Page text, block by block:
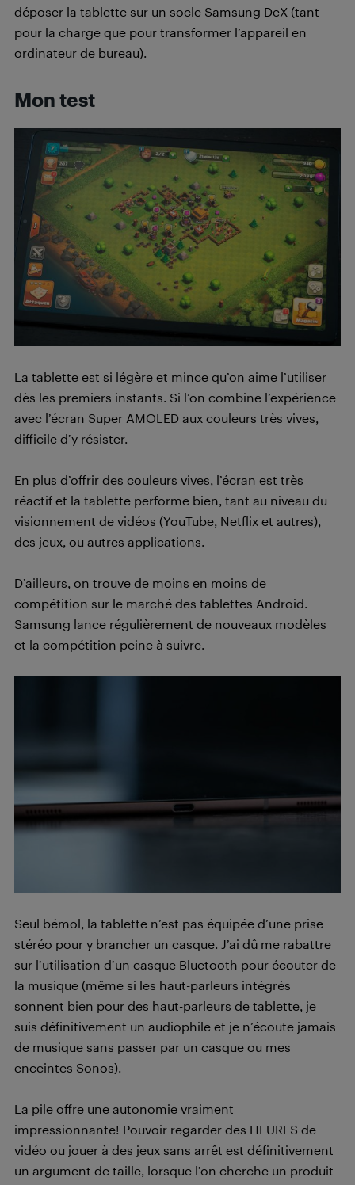
déposer la tablette sur un socle Samsung DeX (tant
pour la charge que pour transformer l’appareil en
ordinateur de bureau).
Mon test
La tablette est si légère et mince qu’on aime l’utiliser
dès les premiers instants. Si l’on combine l’expérience
avec l’écran Super AMOLED aux couleurs très vives,
difficile d’y résister.
En plus d’offrir des couleurs vives, l’écran est très
réactif et la tablette performe bien, tant au niveau du
visionnement de vidéos (YouTube, Netflix et autres),
des jeux, ou autres applications.
D’ailleurs, on trouve de moins en moins de
compétition sur le marché des tablettes Android.
Samsung lance régulièrement de nouveaux modèles
et la compétition peine à suivre.
Seul bémol, la tablette n’est pas équipée d’une prise
stéréo pour y brancher un casque. J’ai dû me rabattre
sur l’utilisation d’un casque Bluetooth pour écouter de
la musique (même si les haut-parleurs intégrés
sonnent bien pour des haut-parleurs de tablette, je
suis définitivement un audiophile et je n’écoute jamais
de musique sans passer par un casque ou mes
enceintes Sonos).
La pile offre une autonomie vraiment
impressionnante! Pouvoir regarder des HEURES de
vidéo ou jouer à des jeux sans arrêt est définitivement
un argument de taille, lorsque l’on cherche un produit